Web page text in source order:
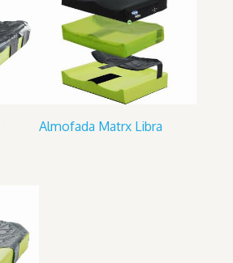
Almofada Matrx Libra